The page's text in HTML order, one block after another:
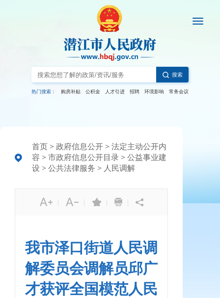
搜索
热门搜索： 购房补贴 公积金 人才引进 招聘 环境影响 常务会议
首页 > 政府信息公开 > 法定主动公开内
容 > 市政府信息公开目录 > 公益事业建
设 > 公共法律服务 > 人民调解
| | | |
我市泽口街道人民调
解委员会调解员邱广
才获评全国模范人民